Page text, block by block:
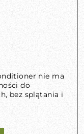
nie ma
do
bez splątania i